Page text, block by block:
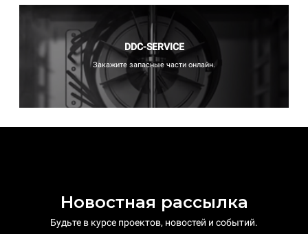
DDC-SERVICE
Закажите запасные части онлайн.
Новостная рассылка
Будьте в курсе проектов, новостей и событий.